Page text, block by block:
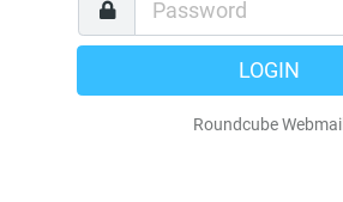
LOGIN
Roundcube Webmail